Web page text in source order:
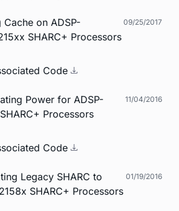
on ADSP-
SHARC+ Processors
09/25/2017
Code
Power for ADSP-
Processors
11/04/2016
Code
Legacy SHARC to
SHARC+ Processors
01/19/2016